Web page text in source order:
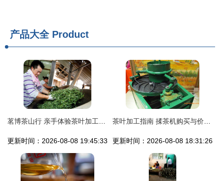
产品大全Product
更新时间：2026-08-08 19:45:33 更新时间：2026-08-08 18:31:26